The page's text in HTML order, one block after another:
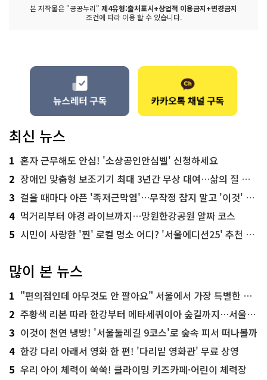
본 저작물은 "공공누리" 제4유형:출처표시+상업적 이용금지+변경금지
조건에 따라 이용 할 수 있습니다.
최신 뉴스
1 혼자 근무해도 안심! '소상공인안심벨' 신청하세요
2 장애인 맞춤형 보조기기 최대 3년간 무상 대여…삶의 질 높인다
3 걸을 때마다 아픈 '족저근막염'…무작정 참지 말고 '이것' 해보세요!
4 먹거리부터 야경 라이브까지…망원한강공원 알짜 코스
5 시민이 사랑한 '찐' 로컬 명소 어디? '서울에디션25' 추천 코스
많이 본 뉴스
1 "편의점인데 아무것도 안 팔아요" 서울에서 가장 특별한 편의점의 정체
2 주황색 리본 따라 한강부터 메타세쿼이아 숲길까지…서울둘레길 15코스
3 이것이 천연 냉방! '서울둘레길 9코스'로 숲속 피서 떠나볼까
4 한강 다리 아래서 영화 한 편! '다리밑 영화관' 무료 상영
5 우리 아이 체력이 쑥쑥! 클라이밍 키즈카페·어린이 체력장